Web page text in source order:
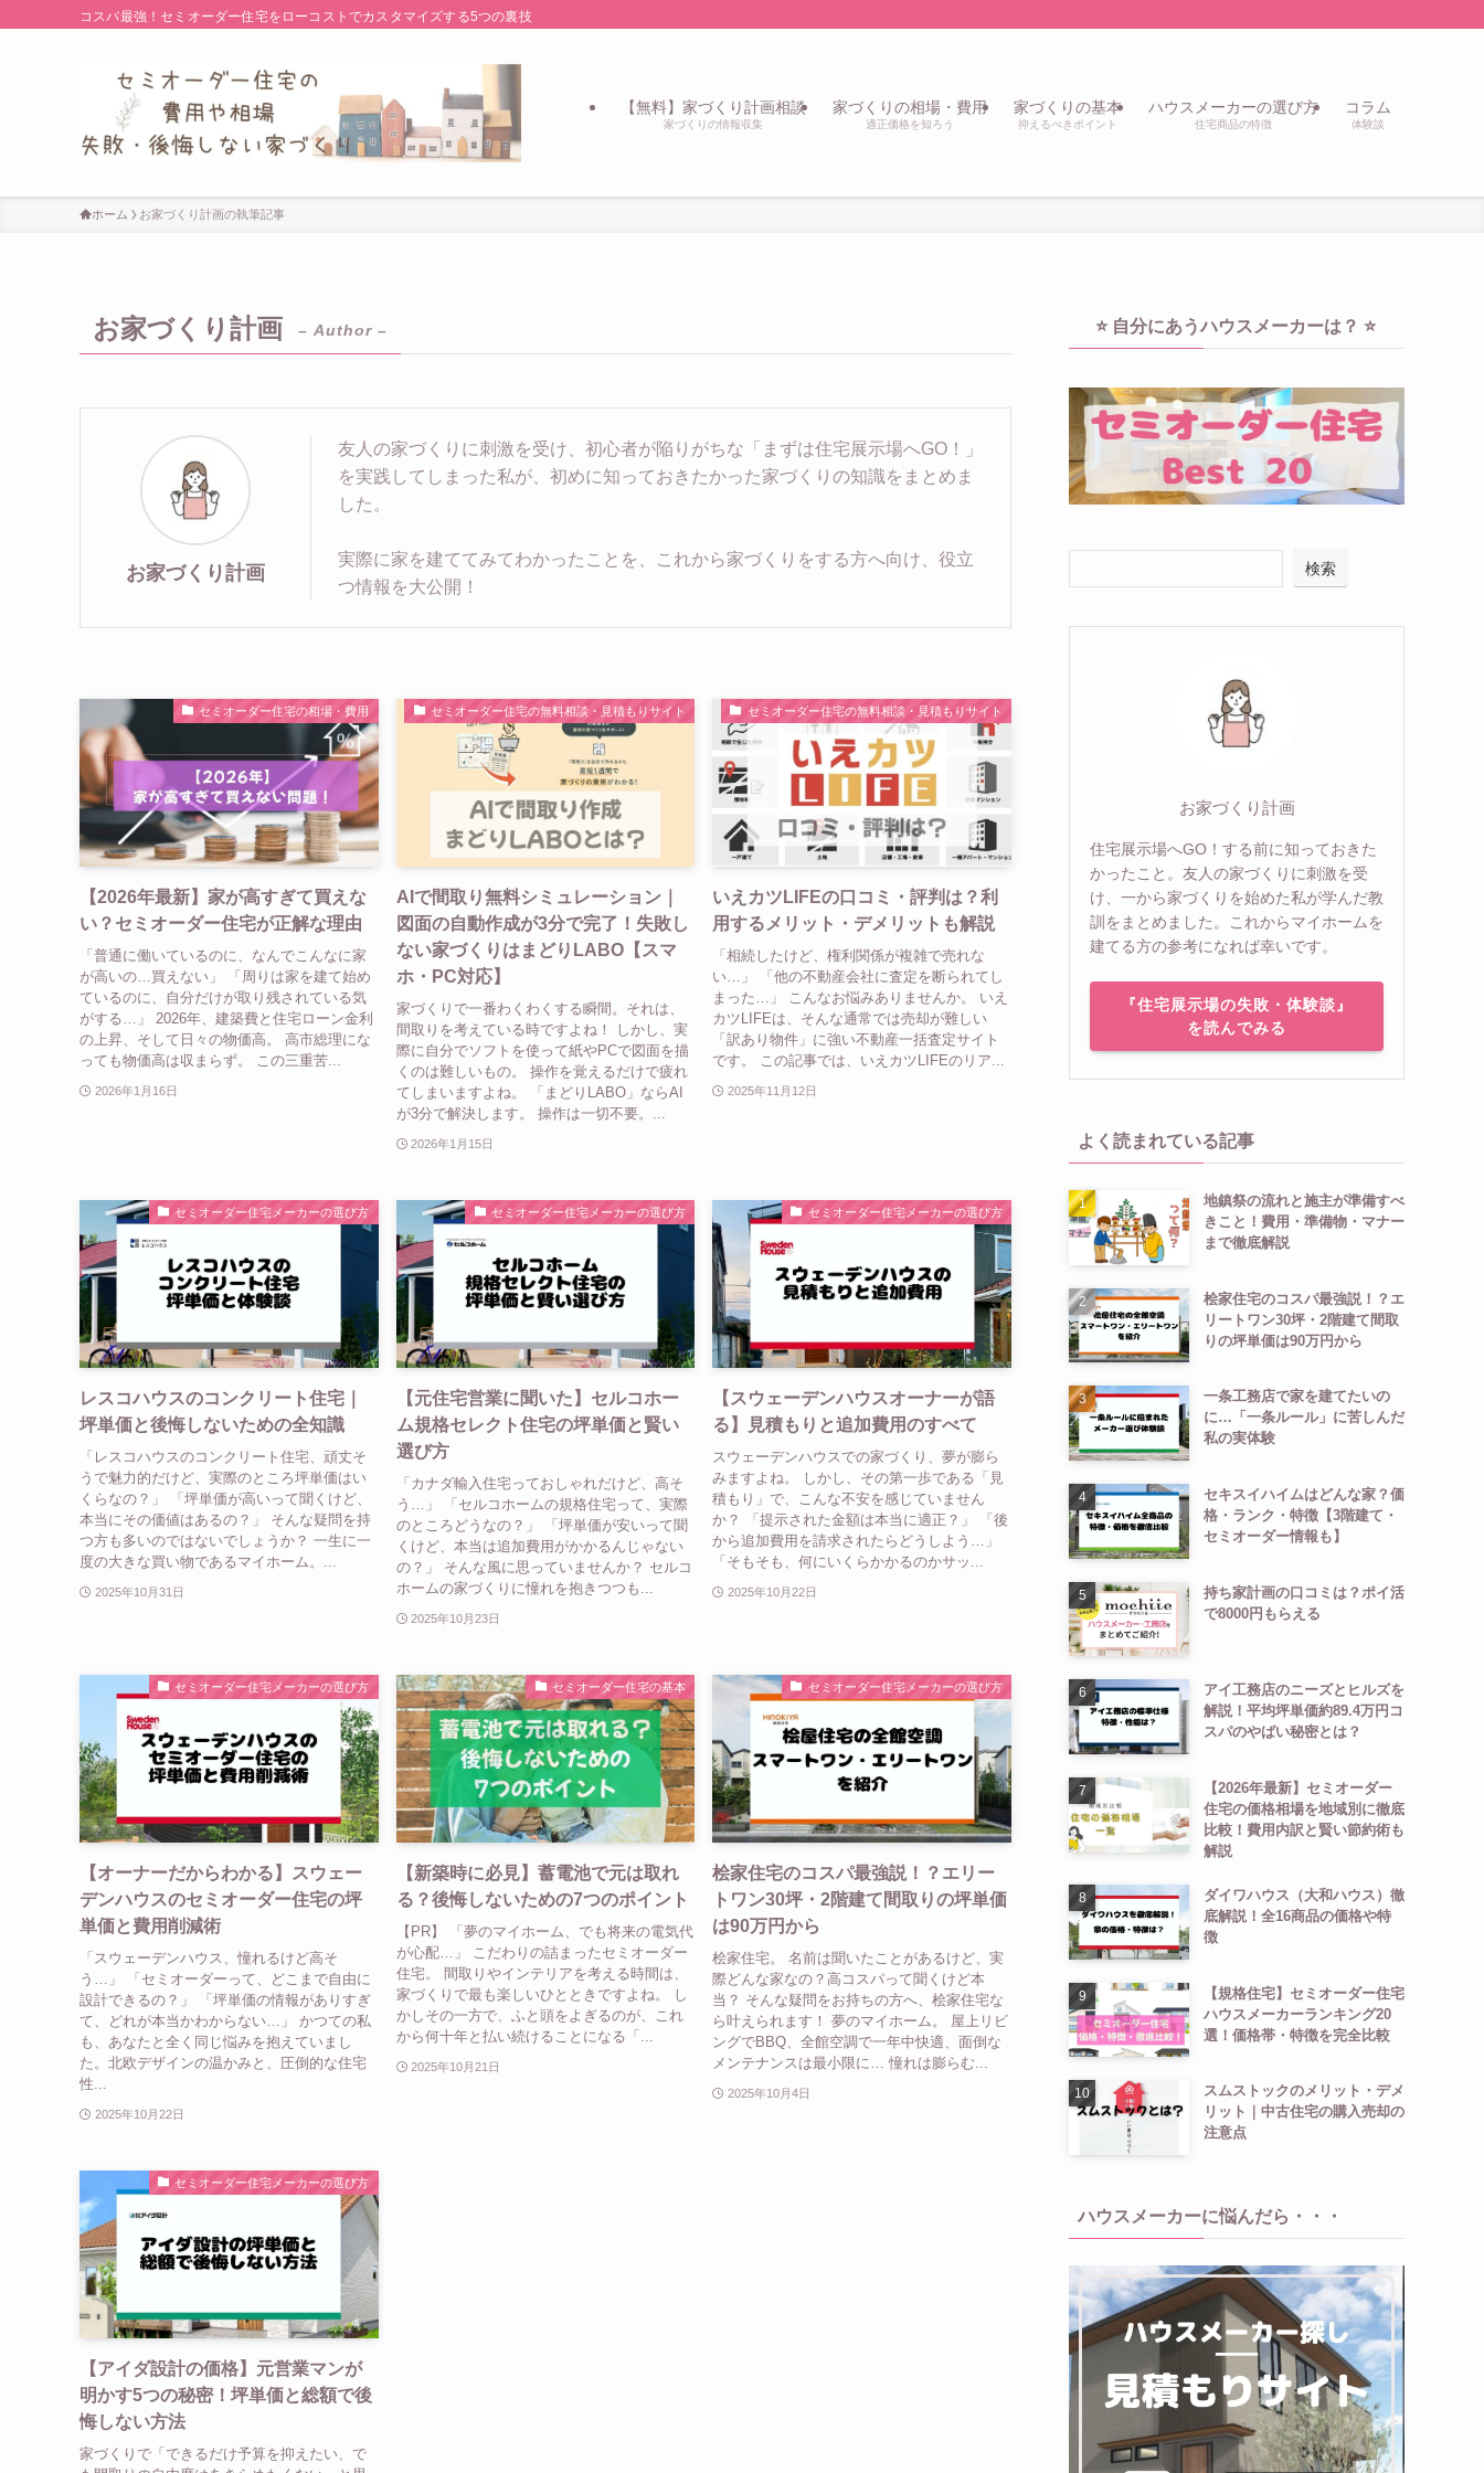
コスパ最強！セミオーダー住宅をローコストでカスタマイズする5つの裏技
【無料】家づくり計画相談
家づくりの情報収集
家づくりの相場・費用
適正価格を知ろう
家づくりの基本
抑えるべきポイント
ハウスメーカーの選び方
住宅商品の特徴
コラム
体験談
ホーム お家づくり計画の執筆記事
お家づくり計画 – Author –
お家づくり計画
友人の家づくりに刺激を受け、初心者が陥りがちな「まずは住宅展示場へGO！」
を実践してしまった私が、初めに知っておきたかった家づくりの知識をまとめま
した。
実際に家を建ててみてわかったことを、これから家づくりをする方へ向け、役立
つ情報を大公開！
セミオーダー住宅の相場・費用
【2026年最新】家が高すぎて買えな
い？セミオーダー住宅が正解な理由
「普通に働いているのに、なんでこんなに家
が高いの…買えない」 「周りは家を建て始め
ているのに、自分だけが取り残されている気
がする…」 2026年、建築費と住宅ローン金利
の上昇、そして日々の物価高。 高市総理にな
っても物価高は収まらず。 この三重苦...
2026年1月16日
セミオーダー住宅の無料相談・見積もりサイト
AIで間取り無料シミュレーション｜
図面の自動作成が3分で完了！失敗し
ない家づくりはまどりLABO【スマ
ホ・PC対応】
家づくりで一番わくわくする瞬間。それは、
間取りを考えている時ですよね！ しかし、実
際に自分でソフトを使って紙やPCで図面を描
くのは難しいもの。 操作を覚えるだけで疲れ
てしまいますよね。 「まどりLABO」ならAI
が3分で解決します。 操作は一切不要。...
2026年1月15日
セミオーダー住宅の無料相談・見積もりサイト
いえカツLIFEの口コミ・評判は？利
用するメリット・デメリットも解説
「相続したけど、権利関係が複雑で売れな
い…」 「他の不動産会社に査定を断られてし
まった…」 こんなお悩みありませんか。 いえ
カツLIFEは、そんな通常では売却が難しい
「訳あり物件」に強い不動産一括査定サイト
です。 この記事では、いえカツLIFEのリア...
2025年11月12日
セミオーダー住宅メーカーの選び方
レスコハウスのコンクリート住宅｜
坪単価と後悔しないための全知識
「レスコハウスのコンクリート住宅、頑丈そ
うで魅力的だけど、実際のところ坪単価はい
くらなの？」 「坪単価が高いって聞くけど、
本当にその価値はあるの？」 そんな疑問を持
つ方も多いのではないでしょうか？ 一生に一
度の大きな買い物であるマイホーム。...
2025年10月31日
セミオーダー住宅メーカーの選び方
【元住宅営業に聞いた】セルコホー
ム規格セレクト住宅の坪単価と賢い
選び方
「カナダ輸入住宅っておしゃれだけど、高そ
う…」 「セルコホームの規格住宅って、実際
のところどうなの？」 「坪単価が安いって聞
くけど、本当は追加費用がかかるんじゃない
の？」 そんな風に思っていませんか？ セルコ
ホームの家づくりに憧れを抱きつつも...
2025年10月23日
セミオーダー住宅メーカーの選び方
【スウェーデンハウスオーナーが語
る】見積もりと追加費用のすべて
スウェーデンハウスでの家づくり、夢が膨ら
みますよね。 しかし、その第一歩である「見
積もり」で、こんな不安を感じていません
か？ 「提示された金額は本当に適正？」 「後
から追加費用を請求されたらどうしよう…」
「そもそも、何にいくらかかるのかサッ...
2025年10月22日
セミオーダー住宅メーカーの選び方
【オーナーだからわかる】スウェー
デンハウスのセミオーダー住宅の坪
単価と費用削減術
「スウェーデンハウス、憧れるけど高そ
う…」 「セミオーダーって、どこまで自由に
設計できるの？」 「坪単価の情報がありすぎ
て、どれが本当かわからない…」 かつての私
も、あなたと全く同じ悩みを抱えていまし
た。北欧デザインの温かみと、圧倒的な住宅
性...
2025年10月22日
セミオーダー住宅の基本
【新築時に必見】蓄電池で元は取れ
る？後悔しないための7つのポイント
【PR】 「夢のマイホーム、でも将来の電気代
が心配…」 こだわりの詰まったセミオーダー
住宅。 間取りやインテリアを考える時間は、
家づくりで最も楽しいひとときですよね。 し
かしその一方で、ふと頭をよぎるのが、これ
から何十年と払い続けることになる「...
2025年10月21日
セミオーダー住宅メーカーの選び方
桧家住宅のコスパ最強説！？エリー
トワン30坪・2階建て間取りの坪単価
は90万円から
桧家住宅。 名前は聞いたことがあるけど、実
際どんな家なの？高コスパって聞くけど本
当？ そんな疑問をお持ちの方へ、桧家住宅な
ら叶えられます！ 夢のマイホーム。 屋上リビ
ングでBBQ、全館空調で一年中快適、面倒な
メンテナンスは最小限に… 憧れは膨らむ...
2025年10月4日
セミオーダー住宅メーカーの選び方
【アイダ設計の価格】元営業マンが
明かす5つの秘密！坪単価と総額で後
悔しない方法
家づくりで「できるだけ予算を抑えたい、で
⭐️ 自分にあうハウスメーカーは？ ⭐️
検索
お家づくり計画
住宅展示場へGO！する前に知っておきた
かったこと。友人の家づくりに刺激を受
け、一から家づくりを始めた私が学んだ教
訓をまとめました。これからマイホームを
建てる方の参考になれば幸いです。
『住宅展示場の失敗・体験談』
を読んでみる
よく読まれている記事
地鎮祭の流れと施主が準備すべ
きこと！費用・準備物・マナー
まで徹底解説
桧家住宅のコスパ最強説！？エ
リートワン30坪・2階建て間取
りの坪単価は90万円から
一条工務店で家を建てたいの
に…「一条ルール」に苦しんだ
私の実体験
セキスイハイムはどんな家？価
格・ランク・特徴【3階建て・
セミオーダー情報も】
持ち家計画の口コミは？ポイ活
で8000円もらえる
アイ工務店のニーズとヒルズを
解説！平均坪単価約89.4万円コ
スパのやばい秘密とは？
【2026年最新】セミオーダー
住宅の価格相場を地域別に徹底
比較！費用内訳と賢い節約術も
解説
ダイワハウス（大和ハウス）徹
底解説！全16商品の価格や特
徴
【規格住宅】セミオーダー住宅
ハウスメーカーランキング20
選！価格帯・特徴を完全比較
スムストックのメリット・デメ
リット｜中古住宅の購入売却の
注意点
ハウスメーカーに悩んだら・・・